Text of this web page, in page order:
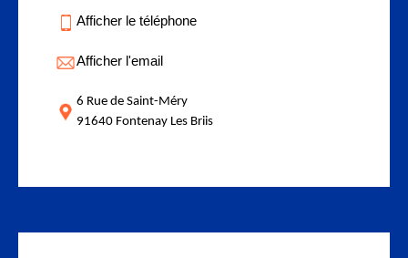
Afficher le téléphone
Afficher l'email
6 Rue de Saint-Méry
91640 Fontenay Les Briis